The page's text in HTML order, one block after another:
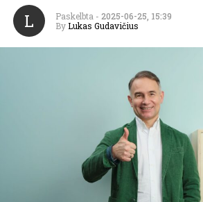
L Paskelbta - 2025-06-25, 15:39
By Lukas Gudavičius